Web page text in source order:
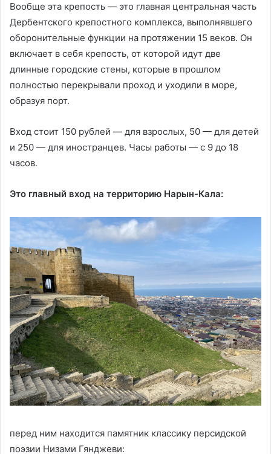
Вообще эта крепость — это главная центральная часть
Дербентского крепостного комплекса, выполнявшего
оборонительные функции на протяжении 15 веков. Он
включает в себя крепость, от которой идут две
длинные городские стены, которые в прошлом
полностью перекрывали проход и уходили в море,
образуя порт.
Вход стоит 150 рублей — для взрослых, 50 — для детей
и 250 — для иностранцев. Часы работы — с 9 до 18
часов.
Это главный вход на территорию Нарын-Кала:
перед ним находится памятник классику персидской
поэзии Низами Гянджеви: